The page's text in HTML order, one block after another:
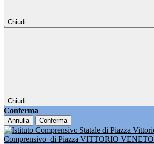
Chiudi
Chiudi
Conferma
Annulla Conferma
Comprensivo di Piazza VITTORIO VENETO